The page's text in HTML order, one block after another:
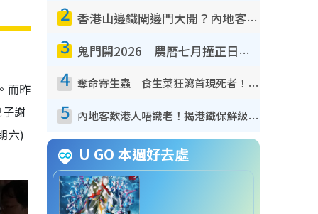
而昨
謝
六)
2 香港山邊鐵閘邊門大開？內地客困惑意義何在！網民神回覆：呢種叫法理性防禦
3 鬼門開2026｜農曆七月撞正日全食特別邪？專家警告切忌做一事！揭4大禁忌+2招保平安
4 奪命寄生蟲｜食生菜狂瀉首現死者！疫潮惡化錄1.8萬宗病例 揭洗菜3大謬誤
5 內地客歎港人唔識老！揭港鐵保鮮級冷氣 港人求放過：咪投訴
U GO 本週好去處